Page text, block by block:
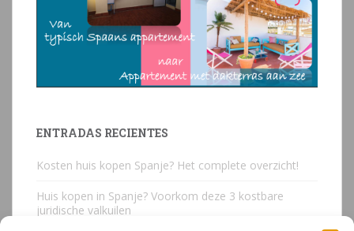
ENTRADAS RECIENTES
Kosten huis kopen Spanje? Het complete overzicht!
Huis kopen in Spanje? Voorkom deze 3 kostbare
juridische valkuilen